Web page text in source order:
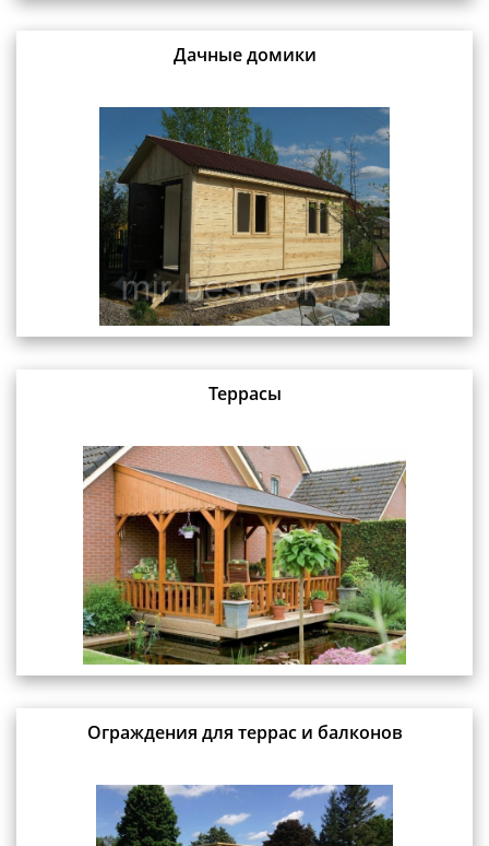
Дачные домики
Террасы
Ограждения для террас и балконов